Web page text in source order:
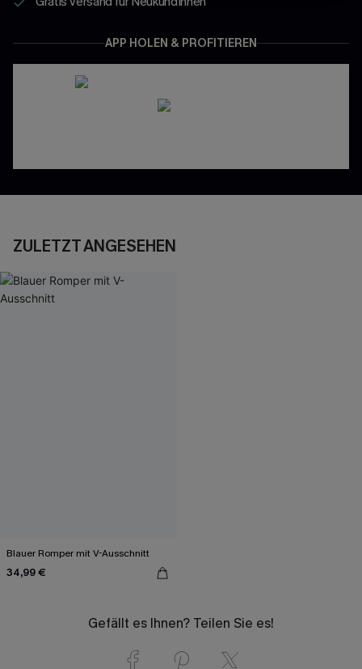
APP HOLEN & PROFITIEREN
ZULETZT ANGESEHEN
Blauer Romper mit V-Ausschnitt
34,99 €
Gefällt es Ihnen? Teilen Sie es!